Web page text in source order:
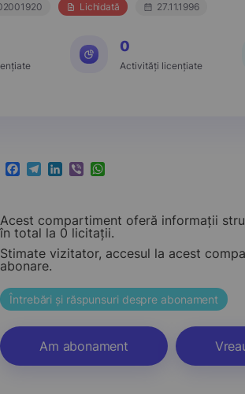
Lichidată 27.11.1996
0
Activități licențiate
Facebook
Telegram
LinkedIn
ViberWhatsApp
Acest compartiment oferă informații
în total la 0 licitații.
Stimate vizitator, accesul la acest
abonare.
Întrebări și răspunsuri despre abonament
Am abonament